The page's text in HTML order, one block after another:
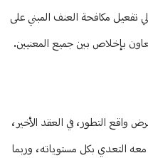
تفعيل مكافحة العنف المبني على
بإخلاص بين جميع المعنيين.
واقع التطور، في العقد الأخير،
التعدي بكل مستوياته، وربما